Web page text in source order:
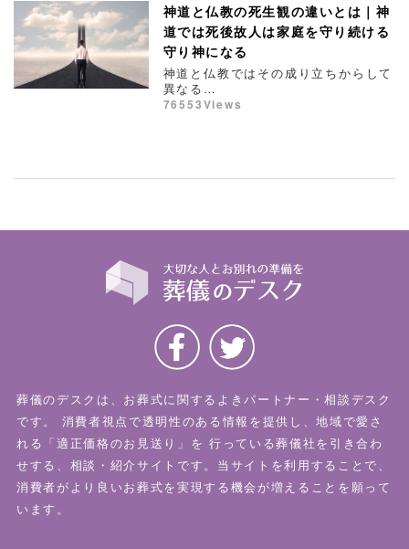
神道と仏教の死生観の違いとは｜神
道では死後故人は家庭を守り続ける
守り神になる
神道と仏教ではその成り立ちからして
異なる…
76553Views
葬儀のデスクは、お葬式に関するよきパートナー・相談デスク
です。
消費者視点で透明性のある情報を提供し、地域で愛さ
れる「適正価格のお見送り」を 行っている葬儀社を引き合わ
せする、相談・紹介サイトです。当サイトを利用することで、
消費者がより良いお葬式を実現する機会が増えることを願って
います。